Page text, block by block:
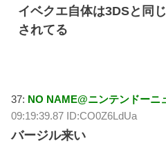
イベクエ自体は3DSと同
されてる
37: NO NAME@ニンテンドーニ
09:19:39.87 ID:CO0Z6LdUa
バージル来い